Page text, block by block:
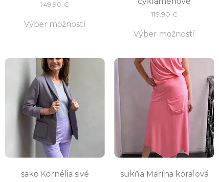
149.90 €
Výber možností
119.90 €
Výber možností
sako Kornélia sivé sukňa Marína koralová